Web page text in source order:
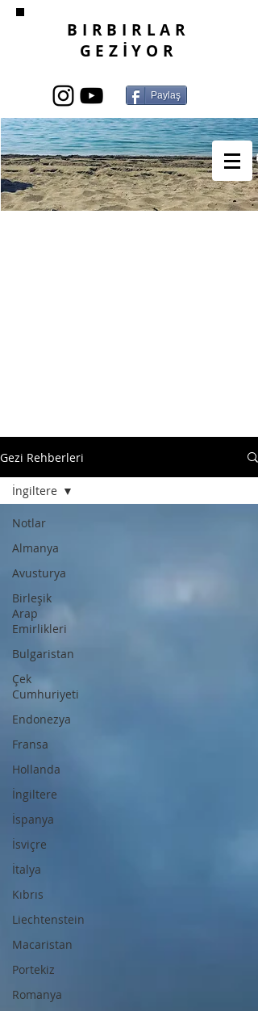
BIRBIRLAR
GEZİYOR
Paylaş
Gezi Rehberleri
Notlar
Almanya
Avusturya
Birleşik
Arap
Emirlikleri
Bulgaristan
Çek
Cumhuriyeti
Endonezya
Fransa
Hollanda
İngiltere
İspanya
İsviçre
İtalya
Kıbrıs
Liechtenstein
Macaristan
Portekiz
Romanya
İngiltere